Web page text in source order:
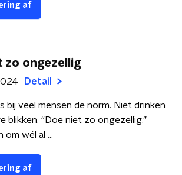
af
zo ongezellig
Detail
bij veel mensen de norm. Niet drinken
blikken. “Doe niet zo ongezellig.”
om wél al ...
af